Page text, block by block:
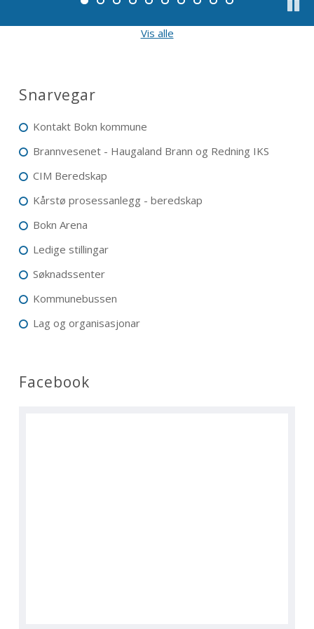
Vis alle
Snarvegar
Kontakt Bokn kommune
Brannvesenet - Haugaland Brann og Redning IKS
CIM Beredskap
Kårstø prosessanlegg - beredskap
Bokn Arena
Ledige stillingar
Søknadssenter
Kommunebussen
Lag og organisasjonar
Facebook